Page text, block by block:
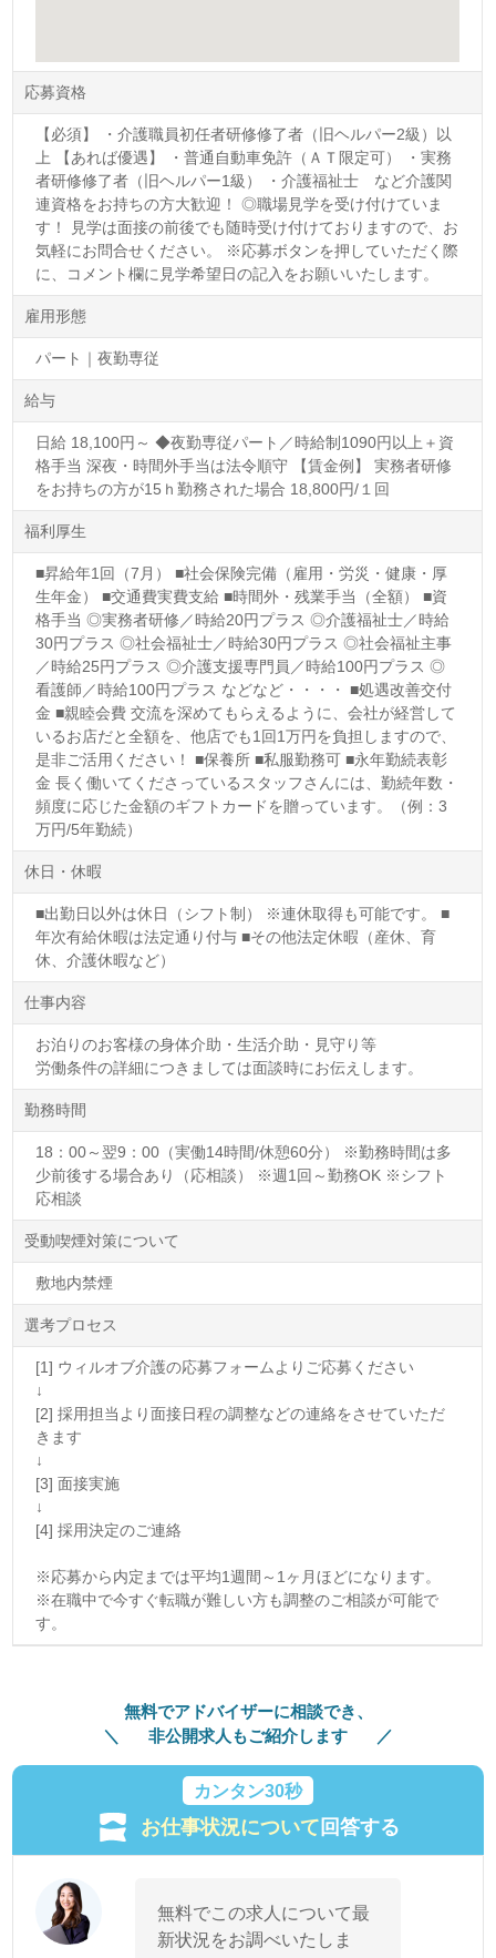
応募資格
【必須】 ・介護職員初任者研修修了者（旧ヘルパー2級）以
上 【あれば優遇】 ・普通自動車免許（ＡＴ限定可） ・実務
者研修修了者（旧ヘルパー1級） ・介護福祉士 など介護関
連資格をお持ちの方大歓迎！ ◎職場見学を受け付けていま
す！ 見学は面接の前後でも随時受け付けておりますので、お
気軽にお問合せください。 ※応募ボタンを押していただく際
に、コメント欄に見学希望日の記入をお願いいたします。
雇用形態
パート｜夜勤専従
給与
日給 18,100円～ ◆夜勤専従パート／時給制1090円以上＋資
格手当 深夜・時間外手当は法令順守 【賃金例】 実務者研修
をお持ちの方が15ｈ勤務された場合 18,800円/１回
福利厚生
■昇給年1回（7月） ■社会保険完備（雇用・労災・健康・厚
生年金） ■交通費実費支給 ■時間外・残業手当（全額） ■資
格手当 ◎実務者研修／時給20円プラス ◎介護福祉士／時給
30円プラス ◎社会福祉士／時給30円プラス ◎社会福祉主事
／時給25円プラス ◎介護支援専門員／時給100円プラス ◎
看護師／時給100円プラス などなど・・・・ ■処遇改善交付
金 ■親睦会費 交流を深めてもらえるように、会社が経営して
いるお店だと全額を、他店でも1回1万円を負担しますので、
是非ご活用ください！ ■保養所 ■私服勤務可 ■永年勤続表彰
金 長く働いてくださっているスタッフさんには、勤続年数・
頻度に応じた金額のギフトカードを贈っています。（例：3
万円/5年勤続）
休日・休暇
■出勤日以外は休日（シフト制） ※連休取得も可能です。 ■
年次有給休暇は法定通り付与 ■その他法定休暇（産休、育
休、介護休暇など）
仕事内容
お泊りのお客様の身体介助・生活介助・見守り等
労働条件の詳細につきましては面談時にお伝えします。
勤務時間
18：00～翌9：00（実働14時間/休憩60分） ※勤務時間は多
少前後する場合あり（応相談） ※週1回～勤務OK ※シフト
応相談
受動喫煙対策について
敷地内禁煙
選考プロセス
[1] ウィルオブ介護の応募フォームよりご応募ください
↓
[2] 採用担当より面接日程の調整などの連絡をさせていただ
きます
↓
[3] 面接実施
↓
[4] 採用決定のご連絡
※応募から内定までは平均1週間～1ヶ月ほどになります。
※在職中で今すぐ転職が難しい方も調整のご相談が可能で
す。
無料でアドバイザーに相談でき、
非公開求人もご紹介します
カンタン30秒
お仕事状況について回答する
無料でこの求人について最
新状況をお調べいたしま